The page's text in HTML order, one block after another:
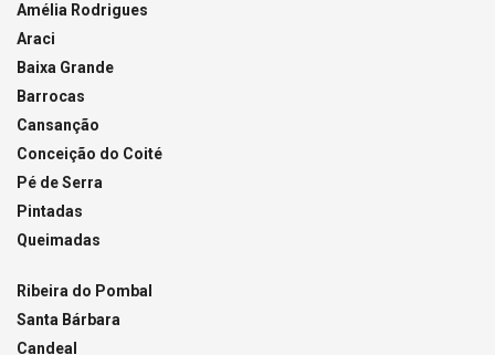
Amélia Rodrigues
Araci
Baixa Grande
Barrocas
Cansanção
Conceição do Coité
Pé de Serra
Pintadas
Queimadas
Ribeira do Pombal
Santa Bárbara
Candeal